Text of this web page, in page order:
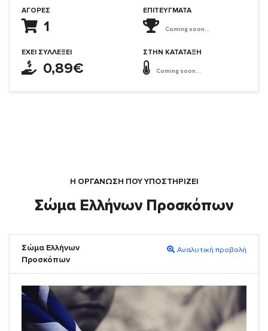
ΑΓΟΡΈΣ
1
ΈΧΕΙ ΣΥΛΛΈΞΕΙ
0,89€
ΕΠΙΤΕΎΓΜΑΤΑ
Coming soon...
ΣΤΗΝ ΚΑΤΆΤΑΞΗ
Coming soon...
Η ΟΡΓΆΝΩΣΗ ΠΟΥ ΥΠΟΣΤΗΡΙΖΕΙ
Σώμα Ελλήνων Προσκόπων
Σώμα Ελλήνων
Προσκόπων
Αναλυτική προβολή